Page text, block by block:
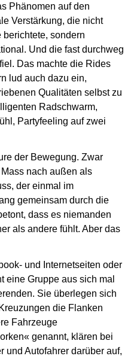
Phänomen auf den
Verstärkung, die nicht
berichtete, sondern
Und die fast durchweg
Das machte die Rides
lud auch dazu ein,
Qualitäten selbst zu
Radschwarm,
Partyfeeling auf zwei
der Bewegung. Zwar
nach außen als
der einmal im
gemeinsam durch die
dass es niemanden
als andere fühlt. Aber das
und Internetseiten oder
eine Gruppe aus sich mal
Sie überlegen sich
die Flanken
Fahrzeuge
genannt, klären bei
und Autofahrer darüber auf,